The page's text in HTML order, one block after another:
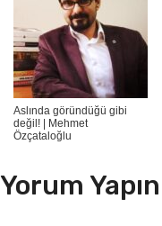
Aslında göründüğü gibi
değil! | Mehmet
Özçataloğlu
Yorum Yapın